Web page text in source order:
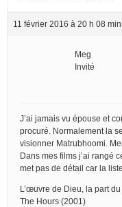
11 février 2016 à 20 h 08 min
Meg
Invité
J’ai jamais vu épouse et
procuré. Normalement la
visionner Matrubhoomi.
Dans mes films j’ai rangé
met pas de détail car la
L’œuvre de Dieu, la part
The Hours (2001)